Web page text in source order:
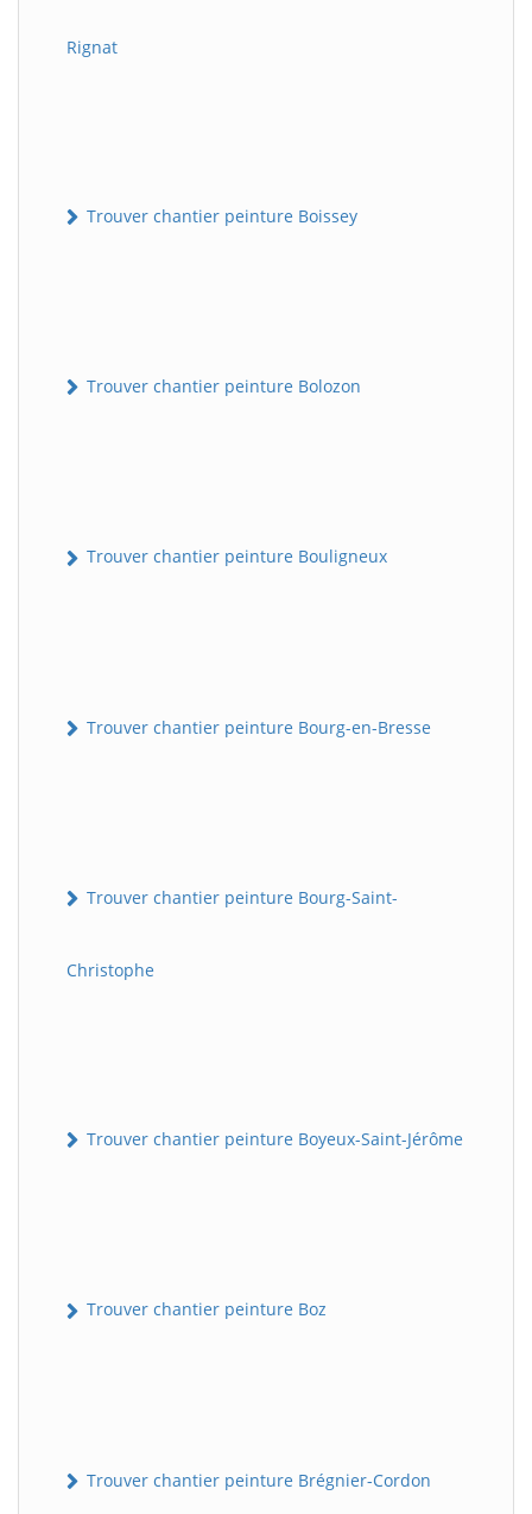
Rignat
Trouver chantier peinture Boissey
Trouver chantier peinture Bolozon
Trouver chantier peinture Bouligneux
Trouver chantier peinture Bourg-en-Bresse
Trouver chantier peinture Bourg-Saint-
Christophe
Trouver chantier peinture Boyeux-Saint-Jérôme
Trouver chantier peinture Boz
Trouver chantier peinture Brégnier-Cordon